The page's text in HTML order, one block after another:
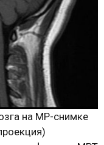
на МР-снимке